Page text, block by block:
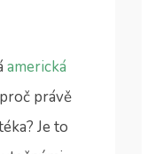
americká
právě
Je to